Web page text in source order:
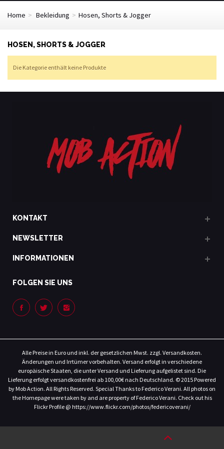
Home > Bekleidung > Hosen, Shorts & Jogger
HOSEN, SHORTS & JOGGER
Die Kategorie enthält keine Produkte
KONTAKT
NEWSLETTER
INFORMATIONEN
FOLGEN SIE UNS
Alle Preise in Euro und inkl. der gesetzlichen Mwst. zzgl. Versandkosten.
Änderungen und Irrtümer vorbehalten. Versand erfolgt in verschiedene
europäische Staaten, die unter Versand und Lieferung aufgelistet sind. Die
Lieferung erfolgt versandkostenfrei ab 100,00€ nach Deutschland. © 2015 Powered
by Mob Action. All Rights Reserved. Special Thanks to Federico Verani. All photos on
the Homepage were taken by and are property of Federico Verani. Check out his
Flickr Profile @ https://www.flickr.com/photos/federicoverani/